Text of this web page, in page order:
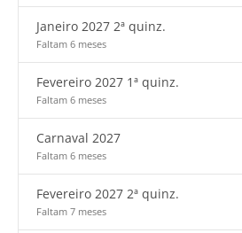
Janeiro 2027 2ª quinz.
Faltam 6 meses
Fevereiro 2027 1ª quinz.
Faltam 6 meses
Carnaval 2027
Faltam 6 meses
Fevereiro 2027 2ª quinz.
Faltam 7 meses